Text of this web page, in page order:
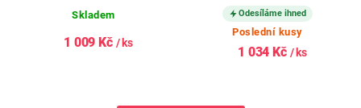
Skladem
1 009 Kč / ks
Odesíláme ihned
Poslední kusy
1 034 Kč / ks